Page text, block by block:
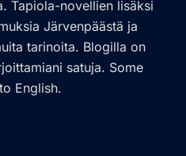
Tapiola-novellien lisäksi
Järvenpäästä ja
tarinoita. Blogilla on
satuja. Some
English.